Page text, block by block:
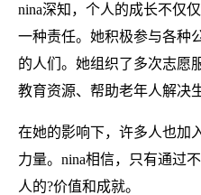
nina深知，个人的成长不仅
一种责任。她积极参与各种
的人们。她组织了多次志愿
教育资源、帮助老年人解决
在她的影响下，许多人也加
力量。nina相信，只有通过
人的?价值和成就。